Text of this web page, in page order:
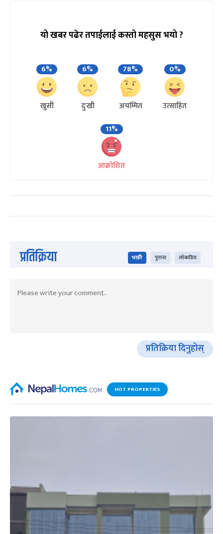
यो खबर पढेर तपाईलाई कस्तो महसुस भयो ?
6%
खुसी
6%
दुःखी
78%
अचम्मित
0%
उत्साहित
11%
आक्रोशित
प्रतिक्रिया भर्खरै पुराना लोकप्रिय
प्रतिक्रिया दिनुहोस्
HOT PROPERTIES